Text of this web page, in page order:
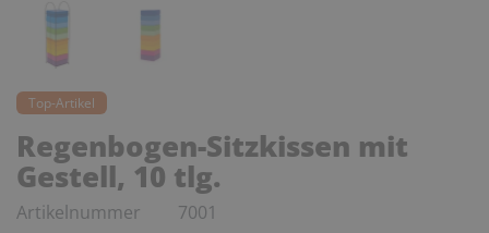
Top-Artikel
Regenbogen-Sitzkissen mit
Gestell, 10 tlg.
Artikelnummer 7001